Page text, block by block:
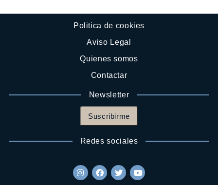
Politica de cookies
Aviso Legal
Quienes somos
Contactar
Newsletter
Suscribirme
Redes sociales